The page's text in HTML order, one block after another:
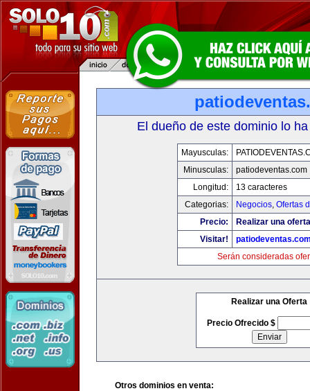
El dueño de este dominio lo
Mayusculas:
Minusculas:
patiodeventas.com
Longitud:
13 caracteres
Categorias:
Negocios, Ofertas
Precio:
Realizar una
Visitar!
Serán consideradas
Realizar una Oferta
Precio Ofrecido $
Otros dominios en venta: